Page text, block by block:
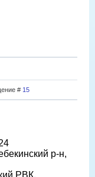
# 15
р-н,
РВК,